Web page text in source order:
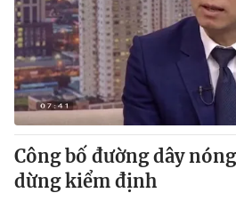
Công bố đường dây
dừng kiểm định